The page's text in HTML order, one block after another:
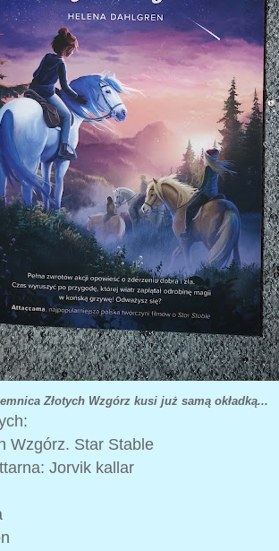
Złotych Wzgórz kusi już samą okładką...
Wzgórz. Star Stable
Jorvik kallar